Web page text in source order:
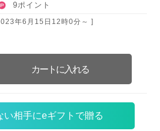
9ポイント
年6月15日12時0分 ～ ]
い相手にeギフトで贈る